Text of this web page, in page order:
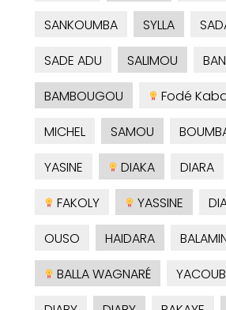
SANKOUMBA
SYLLA
SADE ADU
SALIMOU
BAMBOUGOU
Fodé
MICHEL
SAMOU
YASINE
DIAKA DIARA
FAKOLY
YASSINE
OUSO
HAIDARA
BALLA WAGNARÉ
YACOUB